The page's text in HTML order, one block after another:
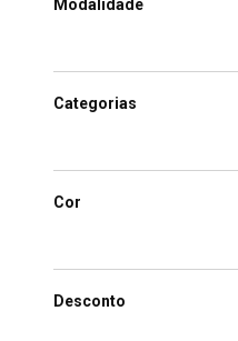
Modalidade
Categorias
Cor
Desconto